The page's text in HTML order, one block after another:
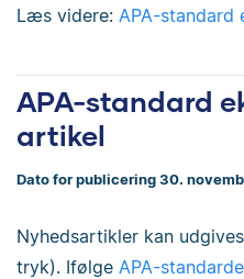
Læs videre: APA-standard
APA-standard
artikel
Dato for publicering 30.
Nyhedsartikler kan
tryk). Ifølge APA-